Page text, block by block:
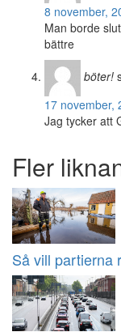
8 november,
Man borde
bättre
böter!
17 november,
Jag tycker att
Fler
Så vill partierna